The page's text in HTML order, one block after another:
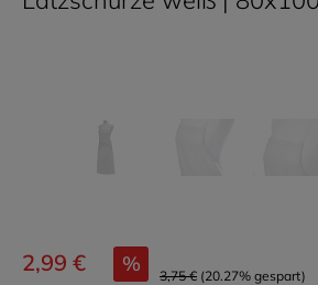
2,99 € % 3,75 € (20.27% gespart)